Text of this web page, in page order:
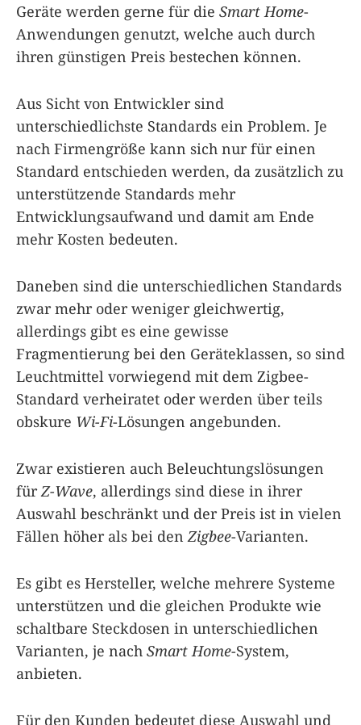
Geräte werden gerne für die Smart Home-
Anwendungen genutzt, welche auch durch
ihren günstigen Preis bestechen können.
Aus Sicht von Entwickler sind
unterschiedlichste Standards ein Problem. Je
nach Firmengröße kann sich nur für einen
Standard entschieden werden, da zusätzlich zu
unterstützende Standards mehr
Entwicklungsaufwand und damit am Ende
mehr Kosten bedeuten.
Daneben sind die unterschiedlichen Standards
zwar mehr oder weniger gleichwertig,
allerdings gibt es eine gewisse
Fragmentierung bei den Geräteklassen, so sind
Leuchtmittel vorwiegend mit dem Zigbee-
Standard verheiratet oder werden über teils
obskure Wi-Fi-Lösungen angebunden.
Zwar existieren auch Beleuchtungslösungen
fürZ-Wave, allerdings sind diese in ihrer
Auswahl beschränkt und der Preis ist in vielen
Fällen höher als bei den Zigbee-Varianten.
Es gibt es Hersteller, welche mehrere Systeme
unterstützen und die gleichen Produkte wie
schaltbare Steckdosen in unterschiedlichen
Varianten, je nach Smart Home-System,
anbieten.
Für den Kunden bedeutet diese Auswahl und